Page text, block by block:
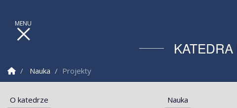
Strona Główna
Nauka Projekty
O katedrze Nauka